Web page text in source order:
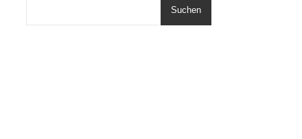
Suchen